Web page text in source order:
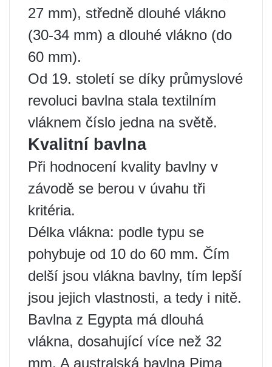
27 mm), středně dlouhé vlákno
(30-34 mm) a dlouhé vlákno (do
60 mm).
Od 19. století se díky průmyslové
revoluci bavlna stala textilním
vláknem číslo jedna na světě.
Kvalitní bavlna
Při hodnocení kvality bavlny v
závodě se berou v úvahu tři
kritéria.
Délka vlákna: podle typu se
pohybuje od 10 do 60 mm. Čím
delší jsou vlákna bavlny, tím lepší
jsou jejich vlastnosti, a tedy i nitě.
Bavlna z Egypta má dlouhá
vlákna, dosahující více než 32
mm. A australská bavlna Pima